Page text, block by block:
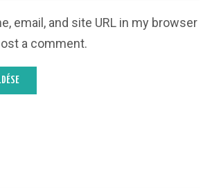
email, and site URL in my browser
a comment.